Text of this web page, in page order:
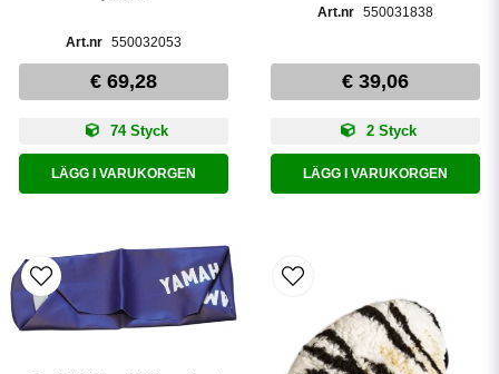
550032053
€ 69,28
74 Styck
LÄGG I VARUKORGEN
550031838
€ 39,06
2 Styck
LÄGG I VARUKORGEN